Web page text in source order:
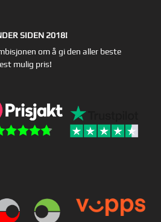
SIDEN 2018!
om å gi den aller beste
mulig pris!